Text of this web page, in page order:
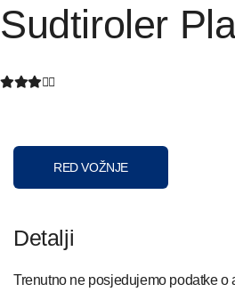
Sudtiroler
RED VOŽNJE
Detalji
Trenutno ne posjedujemo podatke o